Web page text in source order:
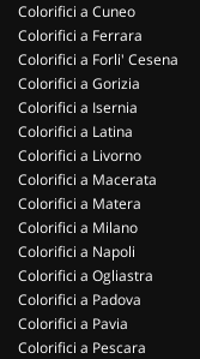
Colorifici a Cuneo
Colorifici a Ferrara
Colorifici a Forli' Cesena
Colorifici a Gorizia
Colorifici a Isernia
Colorifici a Latina
Colorifici a Livorno
Colorifici a Macerata
Colorifici a Matera
Colorifici a Milano
Colorifici a Napoli
Colorifici a Ogliastra
Colorifici a Padova
Colorifici a Pavia
Colorifici a Pescara